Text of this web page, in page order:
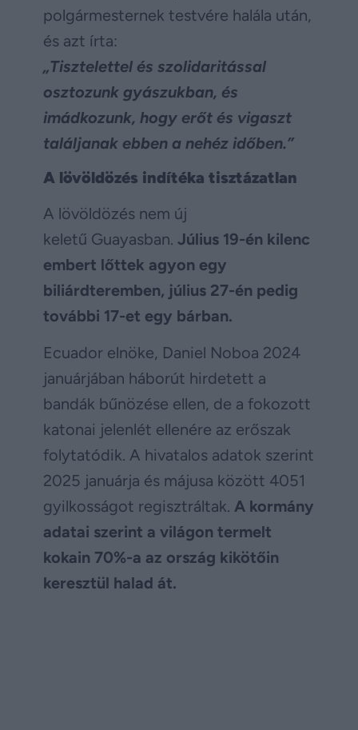
polgármesternek testvére halála után,
és azt írta:
„Tisztelettel és szolidaritással
osztozunk gyászukban, és
imádkozunk, hogy erőt és vigaszt
találjanak ebben a nehéz időben.”
A lövöldözés indítéka tisztázatlan
A lövöldözés nem új
keletű Guayasban. Július 19-én kilenc
embert lőttek agyon egy
biliárdteremben, július 27-én pedig
további 17-et egy bárban.
Ecuador elnöke, Daniel Noboa 2024
januárjában háborút hirdetett a
bandák bűnözése ellen, de a fokozott
katonai jelenlét ellenére az erőszak
folytatódik. A hivatalos adatok szerint
2025 januárja és májusa között 4051
gyilkosságot regisztráltak. A kormány
adatai szerint a világon termelt
kokain 70%-a az ország kikötőin
keresztül halad át.